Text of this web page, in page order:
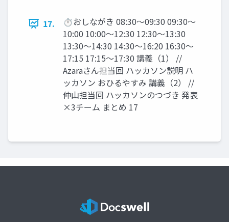
17.
⏱おしながき 08:30～09:30 09:30～
10:00 10:00～12:30 12:30～13:30
13:30～14:30 14:30～16:20 16:30～
17:15 17:15～17:30 講義（1） //
Azaraさん担当回 ハッカソン説明 ハ
ッカソン おひるやすみ 講義（2） //
仲山担当回 ハッカソンのつづき 発表
×3チーム まとめ 17